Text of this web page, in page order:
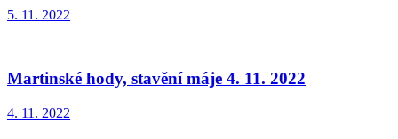
5. 11. 2022
Martinské hody, stavění máje 4. 11. 2022
4. 11. 2022